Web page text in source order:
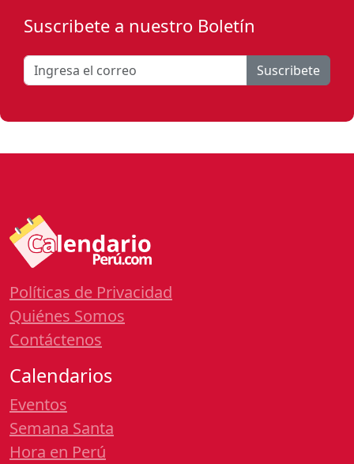
Suscribete a nuestro Boletín
Suscribete
Políticas de Privacidad
Quiénes Somos
Contáctenos
Calendarios
Eventos
Semana Santa
Hora en Perú